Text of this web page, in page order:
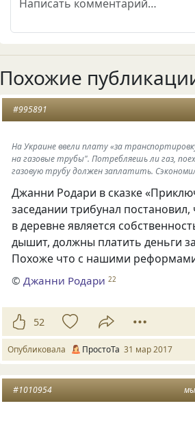
Похожие
#995891
На Украине ввели плату «за
на газовые трубы". Потребляешь ли газ,
газовую трубу должен заплатить.
Джанни Родари в сказке«
заседании трибунал
в деревне является
дышит, должны платить деньги
Похоже что с нашими
©Джанни Родари 22
52
Опубликовала ПростоТа 31 мар 2017
#1010954